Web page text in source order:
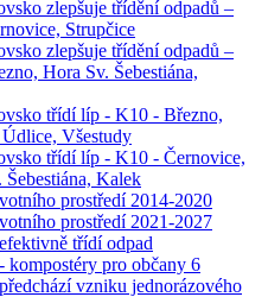
zlepšuje třídění odpadů –
Strupčice
zlepšuje třídění odpadů –
Hora Sv. Šebestiána,
třídí líp - K10 - Březno,
Údlice, Všestudy
třídí líp - K10 - Černovice,
Šebestiána, Kalek
prostředí 2014-2020
prostředí 2021-2027
třídí odpad
kompostéry pro občany 6
vzniku jednorázového